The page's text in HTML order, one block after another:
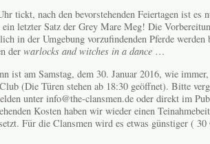
tickt, nach den bevorstehenden Feiertagen ist es
ein letzter Satz der Grey Mare Meg! Die
in der Umgebung vorzufindenden Pferde
der warlocks and witches in a dance …
ist am Samstag, dem 30. Januar 2016, wie
(Die Türen stehen ab 18:30 geöffnet). Bitte
unter info@the-clansmen.de oder direkt im
Kosten haben wir wieder einen
Für die Clansmen wird es etwas günstiger ( 30